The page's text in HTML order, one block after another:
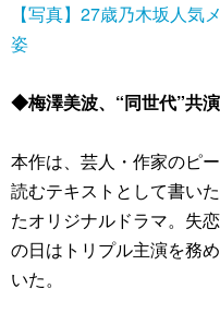
【写真】27歳乃木坂人気
姿
◆梅澤美波、“同世代”共
本作は、芸人・作家のピ
読むテキストとして書い
たオリジナルドラマ。失
の日はトリプル主演を務
いた。